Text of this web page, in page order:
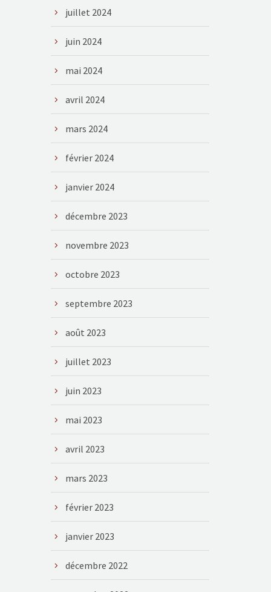
juillet 2024
juin 2024
mai 2024
avril 2024
mars 2024
février 2024
janvier 2024
décembre 2023
novembre 2023
octobre 2023
septembre 2023
août 2023
juillet 2023
juin 2023
mai 2023
avril 2023
mars 2023
février 2023
janvier 2023
décembre 2022